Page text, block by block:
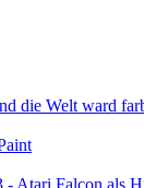
die Welt ward
Atari Falcon als